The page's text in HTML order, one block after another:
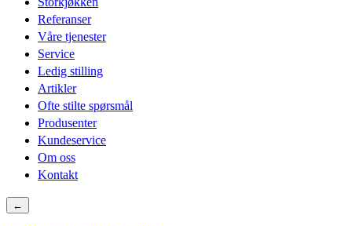
Referanser
Våre tjenester
Service
Ledig stilling
Artikler
Ofte stilte spørsmål
Produsenter
Kundeservice
Om oss
Kontakt
←